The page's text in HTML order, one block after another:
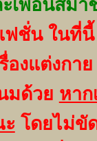
เพื่อนสม
ชั่น ในที่นี้
องแต่งกา
มด้วย หาก
โดยไม่ขั